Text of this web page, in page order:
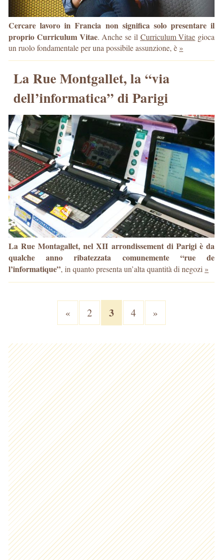
Cercare lavoro in Francia non significa solo presentare il
proprio Curriculum Vitae. Anche se il Curriculum Vitae gioca
un ruolo fondamentale per una possibile assunzione, è »
La Rue Montgallet, la “via
dell’informatica” di Parigi
La Rue Montagallet, nel XII arrondissement di Parigi è da
qualche anno ribatezzata comunemente “rue de
l’informatique”, in quanto presenta un’alta quantità di negozi »
« 2 3 4 »